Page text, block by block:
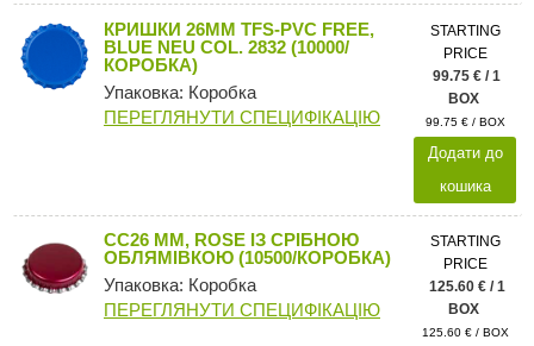
КРИШКИ 26MM TFS-PVC FREE,
BLUE NEU COL. 2832 (10000/
КОРОБКА)
Упаковка: Коробка
ПЕРЕГЛЯНУТИ СПЕЦИФІКАЦІЮ
STARTING
PRICE
99.75 € / 1
BOX
99.75 € / BOX
Додати до
кошика
CC26 MM, ROSE ІЗ СРІБНОЮ
ОБЛЯМІВКОЮ (10500/КОРОБКА)
Упаковка: Коробка
ПЕРЕГЛЯНУТИ СПЕЦИФІКАЦІЮ
STARTING
PRICE
125.60 € / 1
BOX
125.60 € / BOX